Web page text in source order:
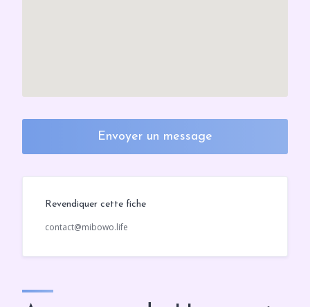
Envoyer un message
Revendiquer cette fiche
contact@mibowo.life